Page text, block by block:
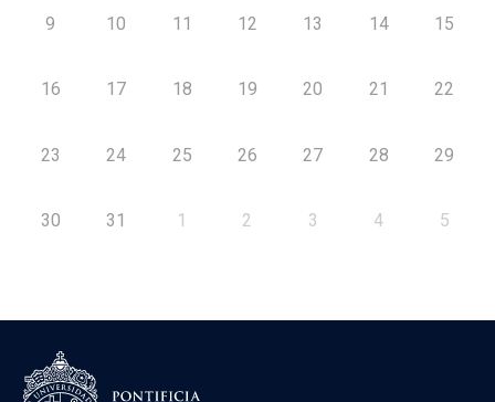
9 10 11 12 13 14 15
16 17 18 19 20 21 22
23 24 25 26 27 28 29
30 31 1 2 3 4 5